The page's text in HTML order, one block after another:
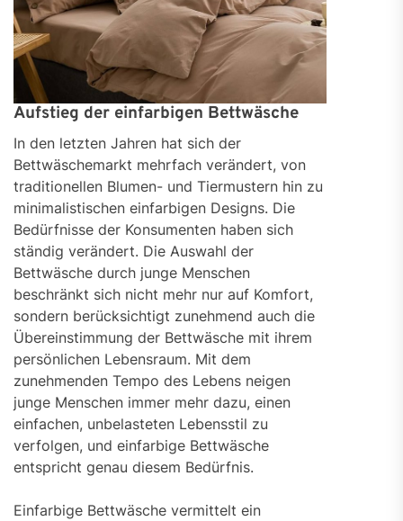
Aufstieg der einfarbigen Bettwäsche
In den letzten Jahren hat sich der
Bettwäschemarkt mehrfach verändert, von
traditionellen Blumen- und Tiermustern hin zu
minimalistischen einfarbigen Designs. Die
Bedürfnisse der Konsumenten haben sich
ständig verändert. Die Auswahl der
Bettwäsche durch junge Menschen
beschränkt sich nicht mehr nur auf Komfort,
sondern berücksichtigt zunehmend auch die
Übereinstimmung der Bettwäsche mit ihrem
persönlichen Lebensraum. Mit dem
zunehmenden Tempo des Lebens neigen
junge Menschen immer mehr dazu, einen
einfachen, unbelasteten Lebensstil zu
verfolgen, und einfarbige Bettwäsche
entspricht genau diesem Bedürfnis.
Einfarbige Bettwäsche vermittelt ein